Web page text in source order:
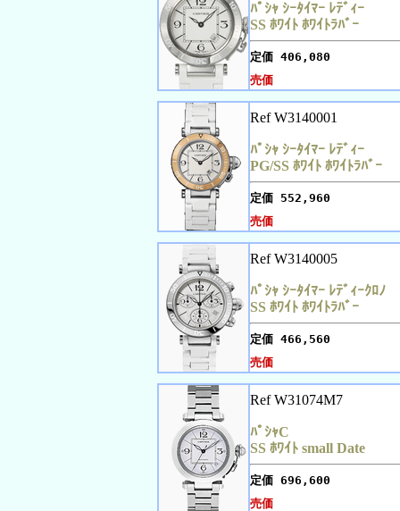
ﾊﾟｼｬ ｼｰﾀｲﾏｰ ﾚﾃﾞｨｰ
SS ﾎﾜｲﾄ ﾎﾜｲﾄﾗﾊﾞｰ
定価 406,080
売価
Ref W3140001
ﾊﾟｼｬ ｼｰﾀｲﾏｰ ﾚﾃﾞｨｰ
PG/SS ﾎﾜｲﾄ ﾎﾜｲﾄﾗﾊﾞｰ
定価 552,960
売価
Ref W3140005
ﾊﾟｼｬ ｼｰﾀｲﾏｰ ﾚﾃﾞｨｰｸﾛﾉ
SS ﾎﾜｲﾄ ﾎﾜｲﾄﾗﾊﾞｰ
定価 466,560
売価
Ref W31074M7
ﾊﾟｼｬC
SS ﾎﾜｲﾄ small Date
定価 696,600
売価